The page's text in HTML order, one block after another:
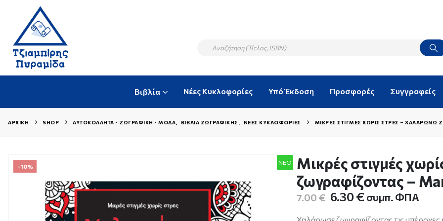
Βιβλία Νέες Κυκλοφορίες Υπό Έκδοση Προσφορές Συγγραφείς
ΑΡΧΙΚΉ SHOP ΑΥΤΟΚΌΛΛΗΤΑ - ΖΩΓΡΑΦΙΚΉ - ΜΌΔΑ, ΒΙΒΛΊΑ ΖΩΓΡΑΦΙΚΉΣ , ΝΈΕΣ ΚΥΚΛΟΦΟΡΊΕΣ ΜΙΚΡΈΣ ΣΤΙΓΜΈΣ ΧΩΡΊΣ ΣΤΡΕΣ – ΧΑΛΑΡΏΝΩ
-10%
NEO
Μικρές στιγμές
ζωγραφίζοντας –
7.00€ Original
6.30 €Η
τρέχουσα
συμπ. ΦΠΑ